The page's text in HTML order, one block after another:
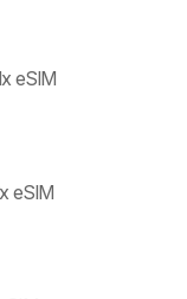
eSIM
eSIM